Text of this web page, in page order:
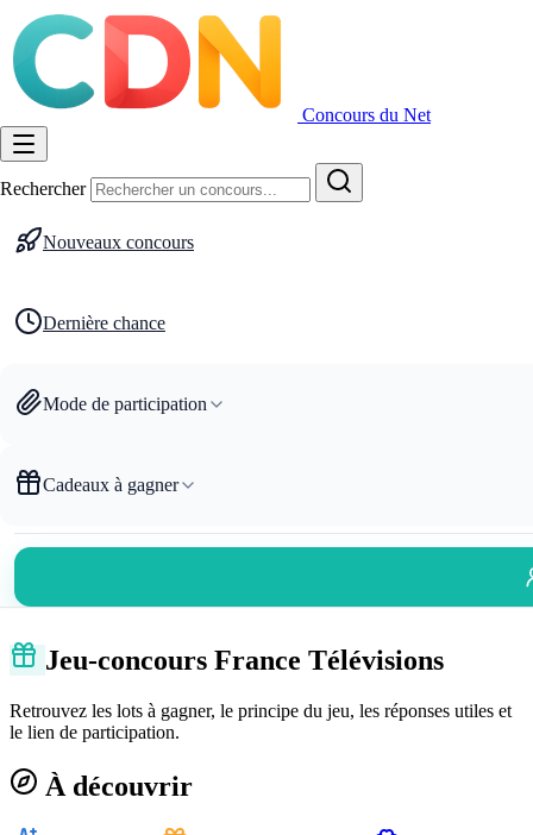
Concours du Net
Rechercher
Nouveaux concours
Dernière chance
Mode de participation
Cadeaux à gagner
Jeu-concours France Télévisions
Retrouvez les lots à gagner, le principe du jeu, les réponses utiles et
le lien de participation.
À découvrir